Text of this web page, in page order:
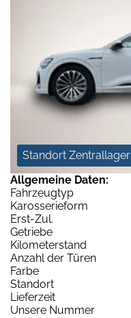
Standort Zentrallager
Allgemeine Daten:
Fahrzeugtyp
Karosserieform
Erst-Zul.
Getriebe
Kilometerstand
Anzahl der Türen
Farbe
Standort
Lieferzeit
Unsere Nummer